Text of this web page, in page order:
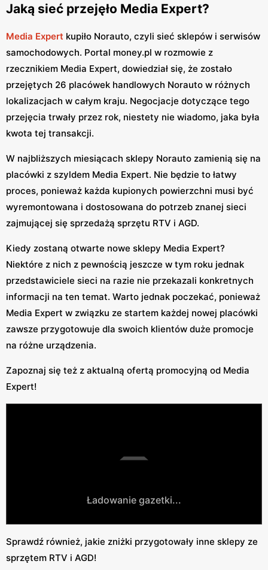
Jaką sieć przejęło Media Expert?
Media Expert kupiło Norauto, czyli sieć sklepów i serwisów
samochodowych. Portal money.pl w rozmowie z
rzecznikiem Media Expert, dowiedział się, że zostało
przejętych 26 placówek handlowych Norauto w różnych
lokalizacjach w całym kraju. Negocjacje dotyczące tego
przejęcia trwały przez rok, niestety nie wiadomo, jaka była
kwota tej transakcji.
W najbliższych miesiącach sklepy Norauto zamienią się na
placówki z szyldem Media Expert. Nie będzie to łatwy
proces, ponieważ każda kupionych powierzchni musi być
wyremontowana i dostosowana do potrzeb znanej sieci
zajmującej się sprzedażą sprzętu RTV i AGD.
Kiedy zostaną otwarte nowe sklepy Media Expert?
Niektóre z nich z pewnością jeszcze w tym roku jednak
przedstawiciele sieci na razie nie przekazali konkretnych
informacji na ten temat. Warto jednak poczekać, ponieważ
Media Expert w związku ze startem każdej nowej placówki
zawsze przygotowuje dla swoich klientów duże promocje
na różne urządzenia.
Zapoznaj się też z aktualną ofertą promocyjną od Media
Expert!
Ładowanie gazetki...
Sprawdź również, jakie zniżki przygotowały inne sklepy ze
sprzętem RTV i AGD!